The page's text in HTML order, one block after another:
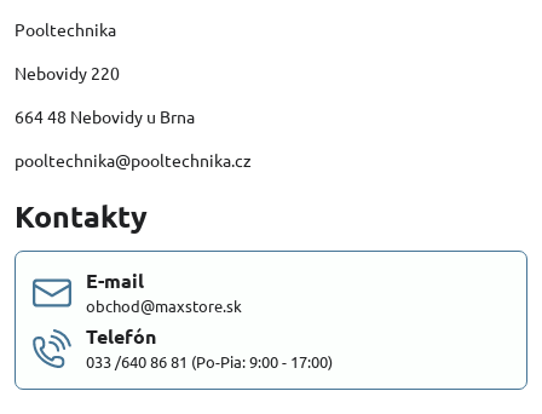
Pooltechnika
Nebovidy 220
664 48 Nebovidy u Brna
pooltechnika@pooltechnika.cz
Kontakty
E-mail
obchod@maxstore.sk
Telefón
033 /640 86 81 (Po-Pia: 9:00 - 17:00)